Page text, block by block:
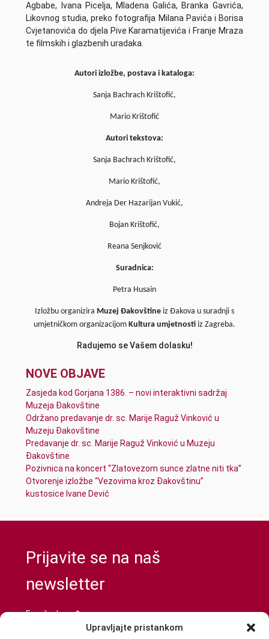
Upravljajte pristankom
Agbabe, Ivana Picelja, Mladena Galića, Branka Gavrića,
Likovnog studia, preko fotografija Milana Pavića i Borisa
Cvjetanovića do djela Pive Karamatijevića i Franje Mraza
te filmskih i glazbenih uradaka.
Autori izložbe, postava i kataloga:
Sanja Bachrach Krištofić,
Mario Krištofić
Autori tekstova:
Sanja Bachrach Krištofić,
Mario Krištofić,
Andreja Der Hazarijan Vukić,
Bojan Krištofić,
Reana Senjković
Suradnica:
Petra Husain
Izložbu organizira Muzej Đakovštine iz Đakova u suradnji s
umjetničkom organizacijom Kultura umjetnosti iz Zagreba.
Radujemo se Vašem dolasku!
NOVE OBJAVE
Zasjeda kod Gorjana 1386. – novi interaktivni sadržaj
Muzeja Đakovštine
Održano predavanje dr. sc. Marije Raguž Vinković u
Muzeju Đakovštine
Predavanje dr. sc. Marije Raguž Vinković u Muzeju
Đakovštine
Pozivnica na koncert “Zlatovezom sunce zlatne niti tka”
Otvorenje izložbe “Vezovima kroz Đakovštinu”
kustosice Ivane Dević
Prijavite se na naš
newsletter
Email adresa*